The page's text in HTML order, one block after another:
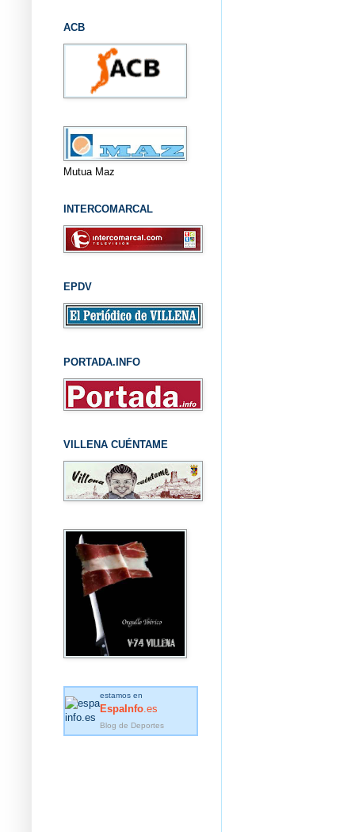
ACB
Mutua Maz
INTERCOMARCAL
EPDV
PORTADA.INFO
VILLENA CUÉNTAME
estamos en
EspaInfo .es
Blog de Deportes